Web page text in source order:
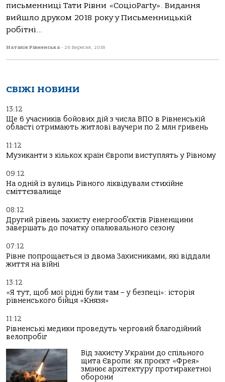
письменниці Тати Рівни «СоціоParty». Видання
вийшло друком 2018 року у Письменницькій
робітні...
Наталія Рівненська - 26 Вересня, 2018
СВІЖІ НОВИНИ
13:12
Ще 6 учасників бойових дій з числа ВПО в Рівненській
області отримають житлові ваучери по 2 млн гривень
11:12
Музиканти з кількох країн Європи виступлять у Рівному
09:12
На одній із вулиць Рівного ліквідували стихійне
сміттєзвалище
08:12
Другий рівень захисту енергооб’єктів Рівненщини
завершать до початку опалювального сезону
07:12
Рівне попрощається із двома Захисниками, які віддали
життя на війні
13:12
«Я тут, щоб мої рідні були там – у безпеці»: історія
рівненського бійця «Князя»
11:12
Рівненські медики проведуть черговий благодійний
велопробіг
Від захисту України до спільного
щита Європи: як проєкт «Фрея»
змінює архітектуру протиракетної
оборони